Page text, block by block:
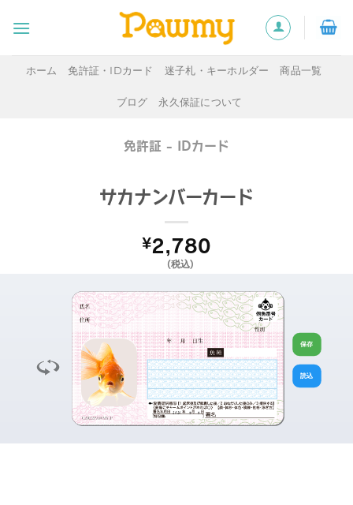
ホーム 免許証・IDカード 迷子札・キーホルダー 商品一覧
ブログ 永久保証について
免許証 - IDカード
サカナンバーカード
¥2,780
(税込)
生
2026 8 8
保存
読込